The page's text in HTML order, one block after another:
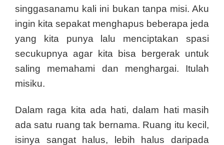
singgasanamu kali ini bukan tanpa misi. Aku
ingin kita sepakat menghapus beberapa jeda
yang kita punya lalu menciptakan spasi
secukupnya agar kita bisa bergerak untuk
saling memahami dan menghargai. Itulah
misiku.
Dalam raga kita ada hati, dalam hati masih
ada satu ruang tak bernama. Ruang itu kecil,
isinya sangat halus, lebih halus daripada